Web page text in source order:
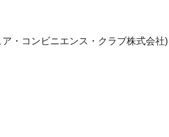
・コンビニエンス・クラブ株式会社)